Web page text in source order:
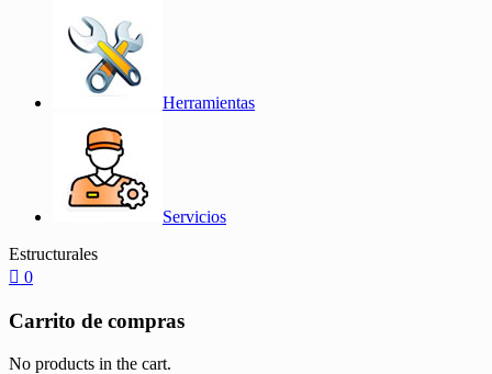
Herramientas
Servicios
Estructurales
0
Carrito de compras
No products in the cart.